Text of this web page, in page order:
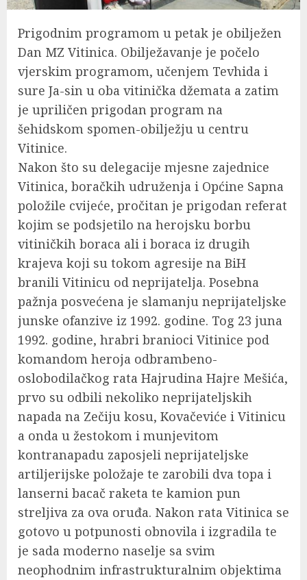
Prigodnim programom u petak je obilježen
Dan MZ Vitinica. Obilježavanje je počelo
vjerskim programom, učenjem Tevhida i
sure Ja-sin u oba vitinička džemata a zatim
je upriličen prigodan program na
šehidskom spomen-obilježju u centru
Vitinice.
Nakon što su delegacije mjesne zajednice
Vitinica, boračkih udruženja i Općine Sapna
položile cvijeće, pročitan je prigodan referat
kojim se podsjetilo na herojsku borbu
vitiničkih boraca ali i boraca iz drugih
krajeva koji su tokom agresije na BiH
branili Vitinicu od neprijatelja. Posebna
pažnja posvećena je slamanju neprijateljske
junske ofanzive iz 1992. godine. Tog 23 juna
1992. godine, hrabri branioci Vitinice pod
komandom heroja odbrambeno-
oslobodilačkog rata Hajrudina Hajre Mešića,
prvo su odbili nekoliko neprijateljskih
napada na Zečiju kosu, Kovačeviće i Vitinicu
a onda u žestokom i munjevitom
kontranapadu zaposjeli neprijateljske
artiljerijske položaje te zarobili dva topa i
lanserni bacač raketa te kamion pun
streljiva za ova oruđa. Nakon rata Vitinica se
gotovo u potpunosti obnovila i izgradila te
je sada moderno naselje sa svim
neophodnim infrastrukturalnim objektima